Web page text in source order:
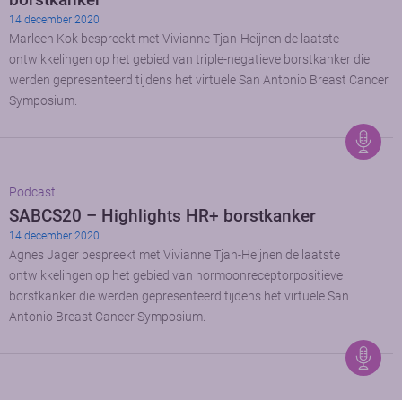
14 december 2020
Marleen Kok bespreekt met Vivianne Tjan-Heijnen de laatste
ontwikkelingen op het gebied van triple-negatieve borstkanker die
werden gepresenteerd tijdens het virtuele San Antonio Breast Cancer
Symposium.
Podcast
SABCS20 – Highlights HR+ borstkanker
14 december 2020
Agnes Jager bespreekt met Vivianne Tjan-Heijnen de laatste
ontwikkelingen op het gebied van hormoonreceptorpositieve
borstkanker die werden gepresenteerd tijdens het virtuele San
Antonio Breast Cancer Symposium.